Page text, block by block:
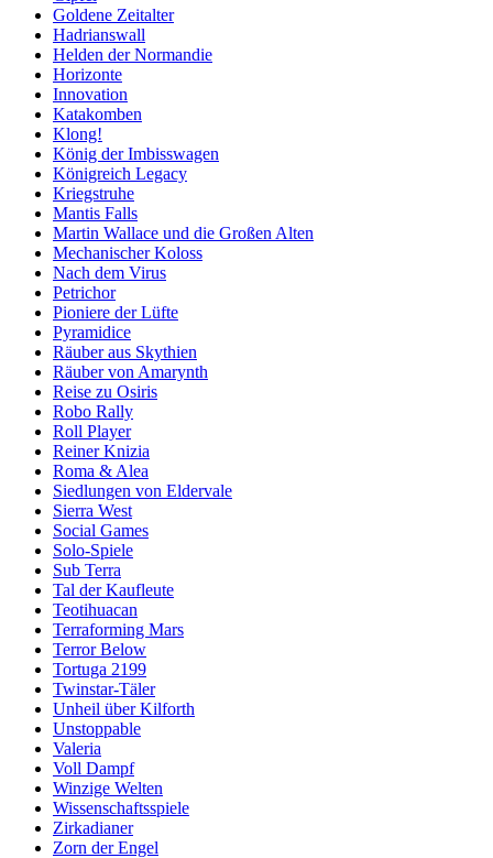
Goldene Zeitalter
Hadrianswall
Helden der Normandie
Horizonte
Innovation
Katakomben
Klong!
König der Imbisswagen
Königreich Legacy
Kriegstruhe
Mantis Falls
Martin Wallace und die Großen Alten
Mechanischer Koloss
Nach dem Virus
Petrichor
Pioniere der Lüfte
Pyramidice
Räuber aus Skythien
Räuber von Amarynth
Reise zu Osiris
Robo Rally
Roll Player
Reiner Knizia
Roma & Alea
Siedlungen von Eldervale
Sierra West
Social Games
Solo-Spiele
Sub Terra
Tal der Kaufleute
Teotihuacan
Terraforming Mars
Terror Below
Tortuga 2199
Twinstar-Täler
Unheil über Kilforth
Unstoppable
Valeria
Voll Dampf
Winzige Welten
Wissenschaftsspiele
Zirkadianer
Zorn der Engel